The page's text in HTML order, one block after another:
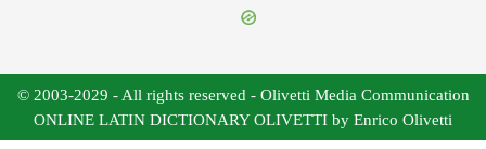
© 2003-2029 - All rights reserved - Olivetti Media Communication
ONLINE LATIN DICTIONARY OLIVETTI by Enrico Olivetti